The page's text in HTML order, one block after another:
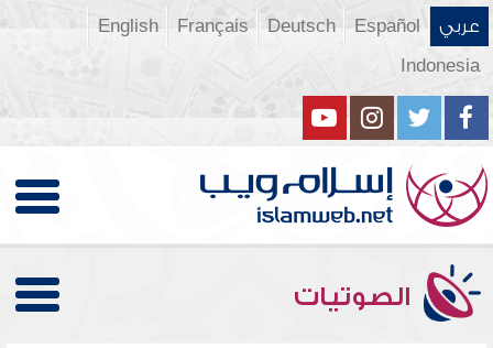
عربي Español
Deutsch
Français
English
Indonesia
الصوتيات